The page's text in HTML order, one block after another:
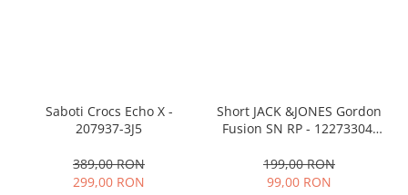
Saboti Crocs Echo X -
207937-3J5
389,00 RON
299,00 RON
Short JACK &JONES Gordon
Fusion SN RP - 12273304-
199,00 RON
99,00 RON